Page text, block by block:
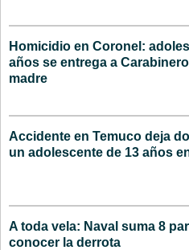
Homicidio en Coronel:
años se entrega a
madre
Accidente en Temuco deja
un adolescente de 13 años
A toda vela: Naval suma 8
conocer la derrota